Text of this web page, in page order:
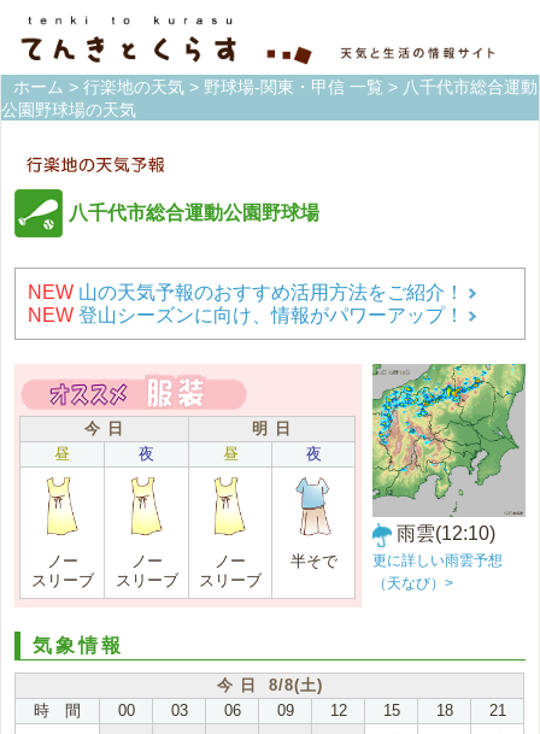
ホーム > 行楽地の天気 > 野球場-関東・甲信 一覧 > 八千代市総合運動
公園野球場の天気
八千代市総合運動公園野球場
NEW 山の天気予報のおすすめ活用方法をご紹介！
NEW 登山シーズンに向け、情報がパワーアップ！
今 日
明 日
昼
夜 昼 夜
ノー
スリーブ
ノー
スリーブ
ノー
スリーブ
半そで
雨雲(12:10)
更に詳しい雨雲予想
（天なび）>
気象情報
今 日 8/8(土)
時 間
00 03 06 09 12 15 18 21